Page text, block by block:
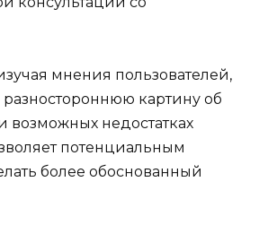
мнения пользователей,
картину об
возможных недостатках
потенциальным
более обоснованный